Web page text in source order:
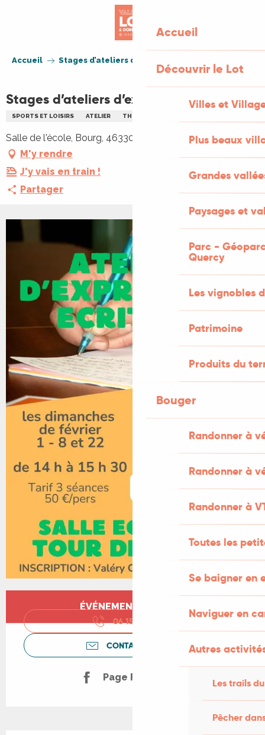
Accueil
Découvrir le Lot
Villes et
Plus beaux
Grandes
Paysages et
Parc -
Quercy
Les vignobles
Patrimoine
Produits du
Bouger
Randonner à
Randonner à
Randonner à
Toutes les
Se baigner en
Naviguer en
Autres
Les trails
Pêcher
Accueil Stages d’ateliers d’expression créatrice
Stages d’ateliers d’expression créatrice
SPORTS ET LOISIRS ATELIER THÉÂTRE
Salle de l'école, Bourg, 46330 Tour-de-Faure
M'y rendre
J'y vais en train !
Partager
Ouverture et coordonnées
ÉVÉNEMENT TERMINÉ
06 15 39 02
CONTACTEZ-NOUS
Page Facebook